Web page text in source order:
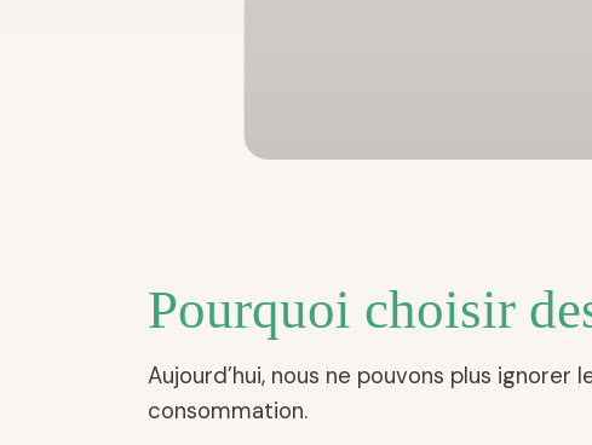
Pourquoi choisir
Aujourd’hui, nous ne pouvons plus
consommation.